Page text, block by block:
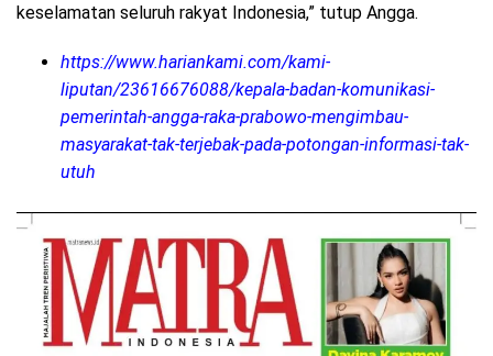
keselamatan seluruh rakyat Indonesia,” tutup Angga.
https://www.hariankami.com/kami-
liputan/23616676088/kepala-badan-komunikasi-
pemerintah-angga-raka-prabowo-mengimbau-
masyarakat-tak-terjebak-pada-potongan-informasi-tak-
utuh